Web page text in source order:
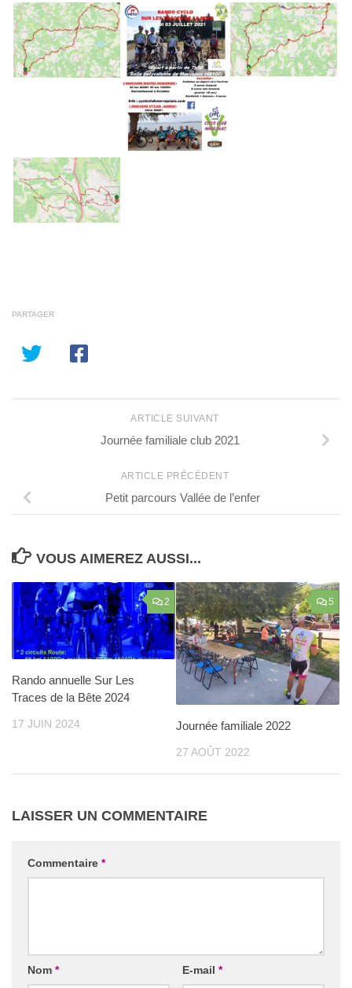
PARTAGER
ARTICLE SUIVANT
Journée familiale club 2021
ARTICLE PRÉCÉDENT
Petit parcours Vallée de l’enfer
VOUS AIMEREZ AUSSI...
2
Rando annuelle Sur Les
Traces de la Bête 2024
17 JUIN 2024
5
Journée familiale 2022
27 AOÛT 2022
LAISSER UN COMMENTAIRE
Commentaire *
Nom * E-mail *